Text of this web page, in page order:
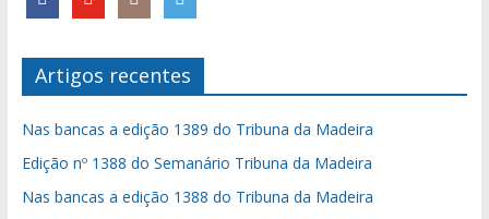
Artigos recentes
Nas bancas a edição 1389 do Tribuna da Madeira
Edição nº 1388 do Semanário Tribuna da Madeira
Nas bancas a edição 1388 do Tribuna da Madeira